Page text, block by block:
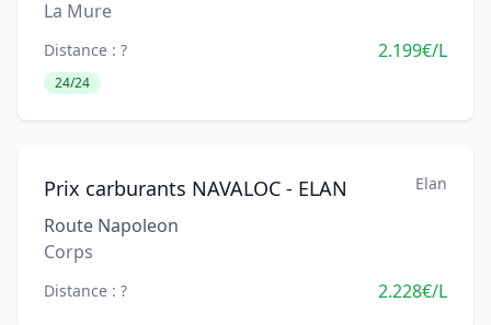
La Mure
Distance : ? 2.199€/L
24/24
Prix carburants NAVALOC - ELAN Elan
Route Napoleon
Corps
Distance : ? 2.228€/L